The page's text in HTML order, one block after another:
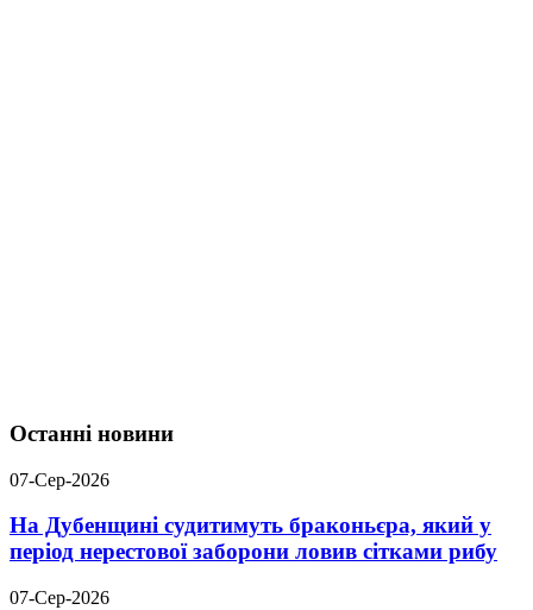
Останні новини
07-Сер-2026
На Дубенщині судитимуть браконьєра, який у
період нерестової заборони ловив сітками рибу
07-Сер-2026